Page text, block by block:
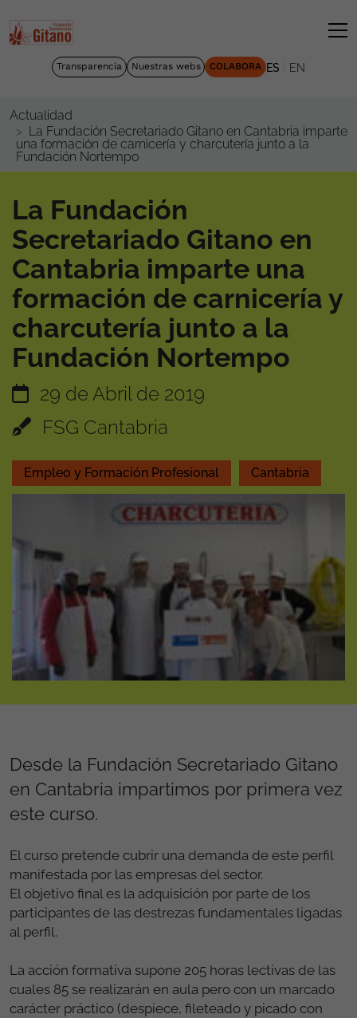
Transparencia Nuestras webs COLABORA ES EN
Actualidad
La Fundación Secretariado Gitano en Cantabria imparte
una formación de carnicería y charcutería junto a la
Fundación Nortempo
La Fundación
Secretariado Gitano en
Cantabria imparte una
formación de carnicería y
charcutería junto a la
Fundación Nortempo
29 de Abril de 2019
FSG Cantabria
Empleo y Formación Profesional Cantabria
Desde la Fundación Secretariado Gitano
en Cantabria impartimos por primera vez
este curso.
El curso pretende cubrir una demanda de este perfil
manifestada por las empresas del sector.
El objetivo final es la adquisición por parte de los
participantes de las destrezas fundamentales ligadas
al perfil.
La acción formativa supone 205 horas lectivas de las
cuales 85 se realizarán en aula pero con un marcado
carácter práctico (despiece, fileteado y picado con